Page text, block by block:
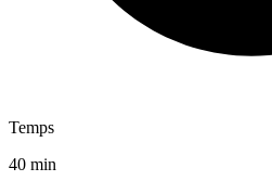
Temps
40 min